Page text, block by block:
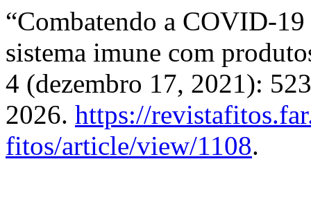
“Combatendo a COVID-
sistema imune com
4 (dezembro 17, 2021):
2026. https://
fitos/article/view/1108.